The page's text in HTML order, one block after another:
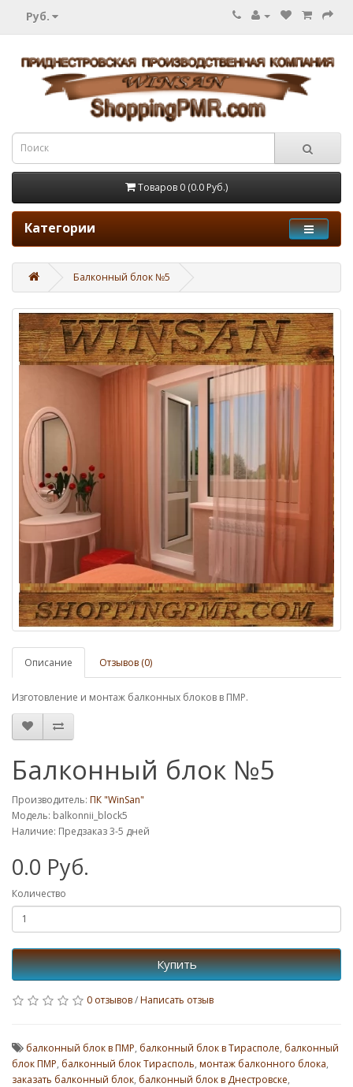
Руб.
Товаров 0 (0.0 Руб.)
Категории
Балконный блок №5
Описание Отзывов (0)
Изготовление и монтаж балконных блоков в ПМР.
Балконный блок №5
Производитель: ПК "WinSan"
Модель: balkonnii_block5
Наличие: Предзаказ 3-5 дней
0.0 Руб.
Количество
Купить
0 отзывов/Написать отзыв
балконный блок в ПМР, балконный блок в Тирасполе, балконный
блок ПМР, балконный блок Тирасполь, монтаж балконного блока,
заказать балконный блок, балконный блок в Днестровске,